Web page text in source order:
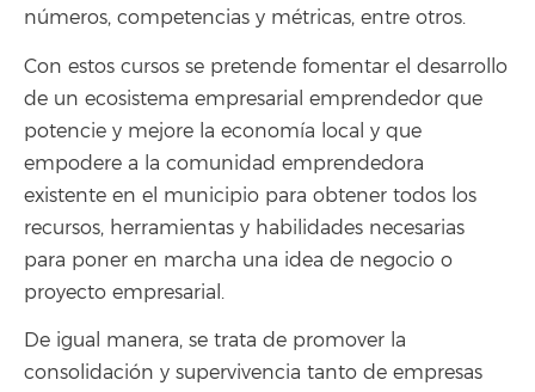
números, competencias y métricas, entre otros.
Con estos cursos se pretende fomentar el desarrollo
de un ecosistema empresarial emprendedor que
potencie y mejore la economía local y que
empodere a la comunidad emprendedora
existente en el municipio para obtener todos los
recursos, herramientas y habilidades necesarias
para poner en marcha una idea de negocio o
proyecto empresarial.
De igual manera, se trata de promover la
consolidación y supervivencia tanto de empresas